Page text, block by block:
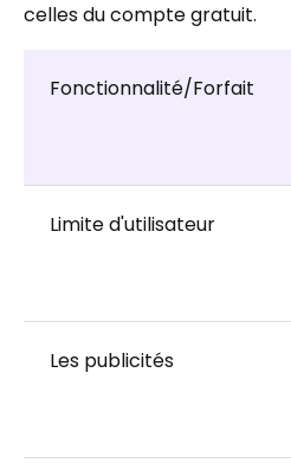
celles du compte gratuit.
Fonctionnalité/Forfait
Limite d'utilisateur
Les publicités